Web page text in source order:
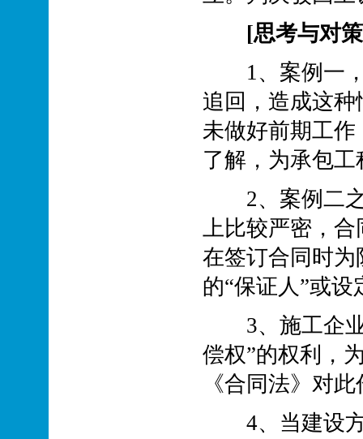
[思考与对
1、案例一，
追回，造成这
未做好前期工
了解，为承包
2、案例二之
上比较严密，
在签订合同时
的“保证人”或设
3、施工企业
偿权”的权利，
《合同法》对
4、当建设方